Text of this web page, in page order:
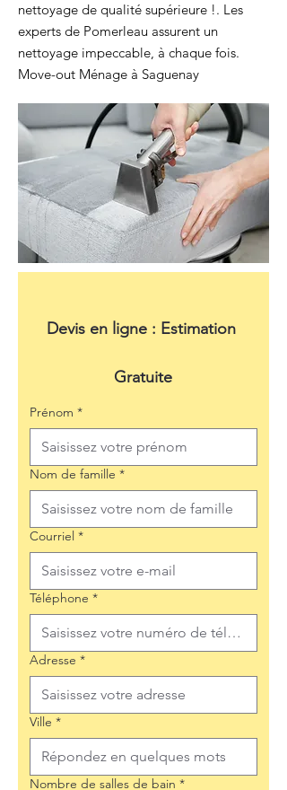
nettoyage de qualité supérieure !. Les
experts de Pomerleau assurent un
nettoyage impeccable, à chaque fois.
Move-out Ménage à Saguenay
Devis en ligne : Estimation
Gratuite
Prénom *
Nom de famille *
Courriel *
Téléphone *
Adresse *
Ville *
Nombre de salles de bain *